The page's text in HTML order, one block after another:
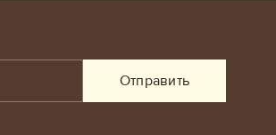
Отправить